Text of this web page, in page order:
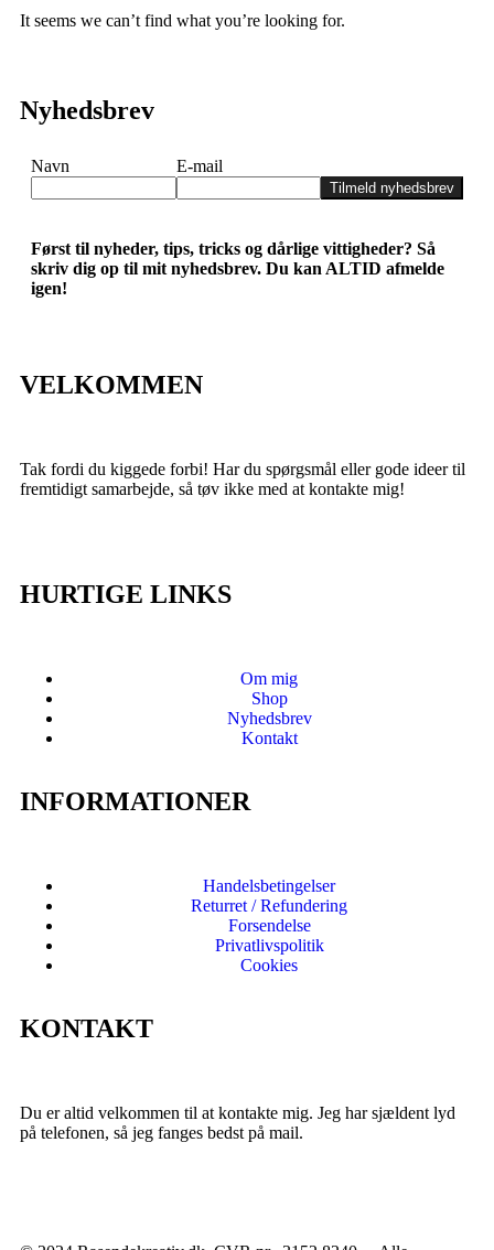
It seems we can’t find what you’re looking for.
Nyhedsbrev
Navn E-mail
Tilmeld nyhedsbrev
Først til nyheder, tips, tricks og dårlige vittigheder? Så
skriv dig op til mit nyhedsbrev. Du kan ALTID afmelde
igen!
VELKOMMEN
Tak fordi du kiggede forbi! Har du spørgsmål eller gode ideer til
fremtidigt samarbejde, så tøv ikke med at kontakte mig!
HURTIGE LINKS
Om mig
Shop
Nyhedsbrev
Kontakt
INFORMATIONER
Handelsbetingelser
Returret / Refundering
Forsendelse
Privatlivspolitik
Cookies
KONTAKT
Du er altid velkommen til at kontakte mig. Jeg har sjældent lyd
på telefonen, så jeg fanges bedst på mail.